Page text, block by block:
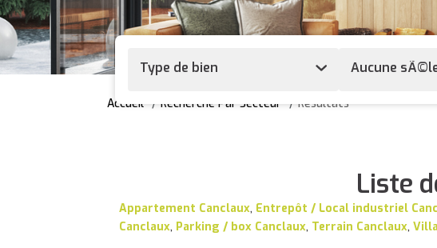
Type de bien Aucune
Accueil Recherche Par Secteur Résultats
Liste
Appartement Canclaux, Entrepôt / Local industriel
Canclaux, Parking / box Canclaux, Terrain Canclaux,